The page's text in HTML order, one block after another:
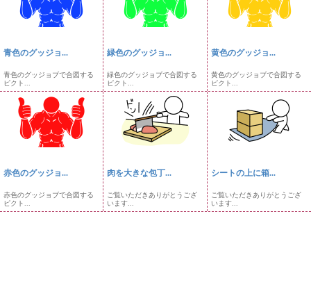
青色のグッジョ...
青色のグッジョブで合図する
ピクト...
緑色のグッジョ...
緑色のグッジョブで合図する
ピクト...
黄色のグッジョ...
黄色のグッジョブで合図する
ピクト...
赤色のグッジョ...
赤色のグッジョブで合図する
ピクト...
肉を大きな包丁...
ご覧いただきありがとうござ
います...
シートの上に箱...
ご覧いただきありがとうござ
います...